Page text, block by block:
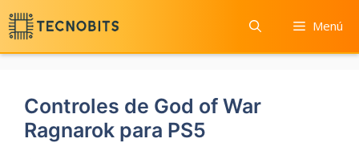
Saltar
al
contenido
Menú
Controles de God of War
Ragnarok para PS5